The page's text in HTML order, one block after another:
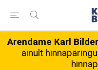
Arendame Karl
ainult